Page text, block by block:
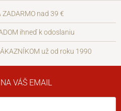
ZADARMO nad 39 €
ihneď k odoslaniu
už od roku 1990
VÁŠ EMAIL